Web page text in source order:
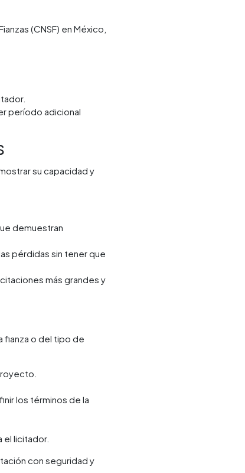
(CNSF) en México,
período adicional
su capacidad y
demuestran
pérdidas sin tener que
más grandes y
fianza o del tipo de
los términos de la
el licitador.
con seguridad y